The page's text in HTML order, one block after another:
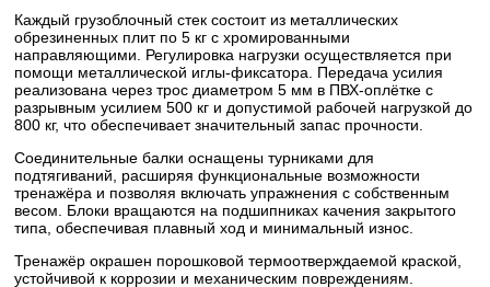
Каждый грузоблочный стек состоит из металлических
обрезиненных плит по 5 кг с хромированными
направляющими. Регулировка нагрузки осуществляется при
помощи металлической иглы-фиксатора. Передача усилия
реализована через трос диаметром 5 мм в ПВХ-оплётке с
разрывным усилием 500 кг и допустимой рабочей нагрузкой до
800 кг, что обеспечивает значительный запас прочности.
Соединительные балки оснащены турниками для
подтягиваний, расширяя функциональные возможности
тренажёра и позволяя включать упражнения с собственным
весом. Блоки вращаются на подшипниках качения закрытого
типа, обеспечивая плавный ход и минимальный износ.
Тренажёр окрашен порошковой термоотверждаемой краской,
устойчивой к коррозии и механическим повреждениям.